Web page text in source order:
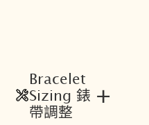
Bracelet
Sizing 錶
帶調整
+